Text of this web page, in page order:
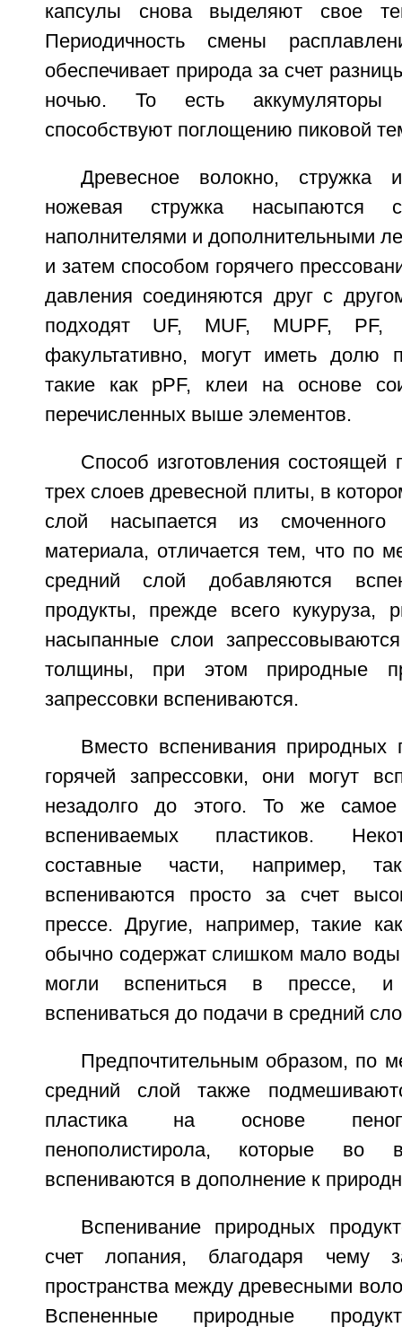
капсулы снова выделяют свое
Периодичность смены
обеспечивает природа за счет
ночью. То есть аккумуляторы
способствуют поглощению пиковой
Древесное волокно, стружка
ножевая стружка насыпаются
наполнителями и дополнительными
и затем способом горячего
давления соединяются друг с
подходят UF, MUF, MUPF, PF,
факультативно, могут иметь долю
такие как pPF, клеи на основе
перечисленных выше элементов.
Способ изготовления
трех слоев древесной плиты, в
слой насыпается из смоченного
материала, отличается тем, что по
средний слой добавляются
продукты, прежде всего
насыпанные слои
толщины, при этом природные
запрессовки вспениваются.
Вместо вспенивания природных
горячей запрессовки, они могут
незадолго до этого. То же
вспениваемых пластиков.
составные части, например,
вспениваются просто за счет
прессе. Другие, например, такие
обычно содержат слишком мало
могли вспениться в прессе,
вспениваться до подачи в средний
Предпочтительным образом, по
средний слой также
пластика на основе
пенополистирола, которые во
вспениваются в дополнение к
Вспенивание природных
счет лопания, благодаря чему
пространства между древесными
Вспененные природные